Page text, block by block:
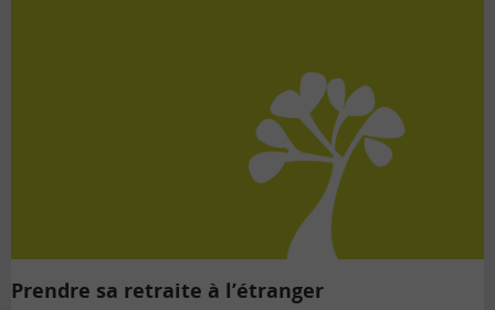
Prendre sa retraite à l’étranger